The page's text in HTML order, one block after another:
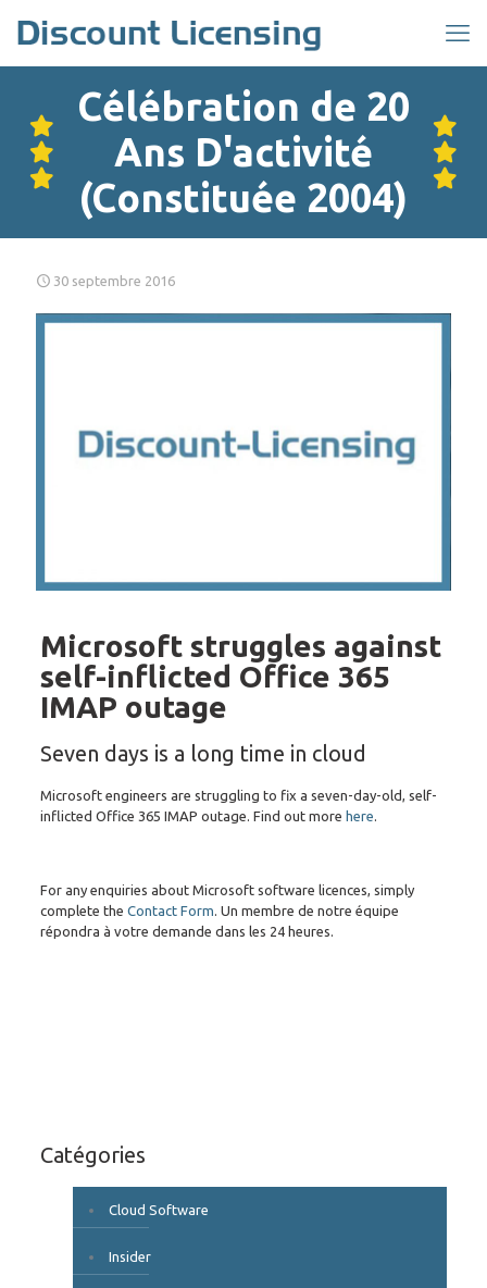
Célébration de 20
Ans D'activité
(Constituée 2004)
30 septembre 2016
Microsoft struggles against
self-inflicted Office 365
IMAP outage
Seven days is a long time in cloud
Microsoft engineers are struggling to fix a seven-day-old, self-
inflicted Office 365 IMAP outage. Find out more here.
For any enquiries about Microsoft software licences, simply
complete the Contact Form. Un membre de notre équipe
répondra à votre demande dans les 24 heures.
Catégories
Cloud Software
Insider